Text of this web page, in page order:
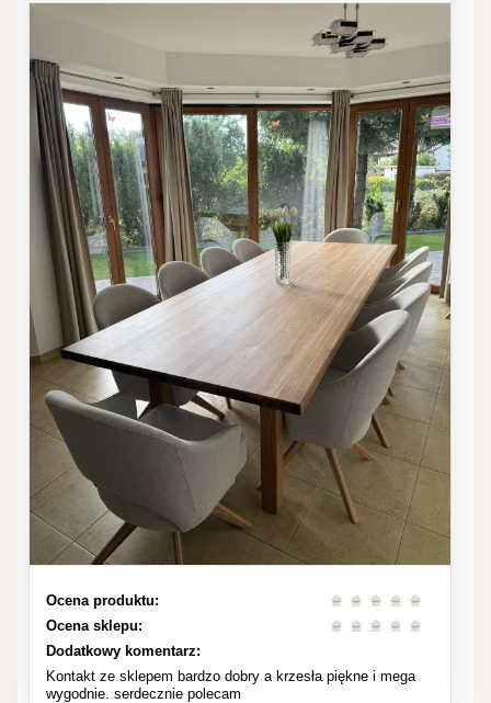
Ocena produktu:
Ocena sklepu:
Dodatkowy komentarz:
Kontakt ze sklepem bardzo dobry a krzesła piękne i mega
wygodnie. serdecznie polecam